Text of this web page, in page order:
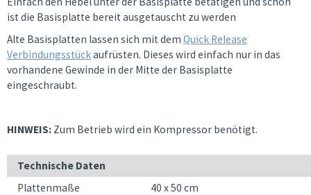
ist die Basisplatte bereit ausgetauscht zu werden
Alte Basisplatten lassen sich mit dem Quick Release
Verbindungsstückaufrüsten. Dieses wird einfach nur in das
vorhandene Gewinde in der Mitte der Basisplatte
eingeschraubt.
HINWEIS: Zum Betrieb wird ein Kompressor benötigt.
Technische Daten
Plattenmaße
40 x 50 cm